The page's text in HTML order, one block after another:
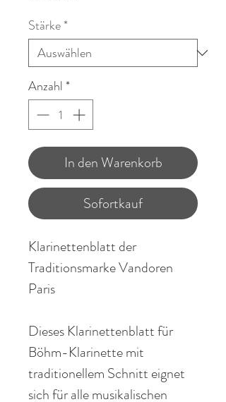
Stärke*
Anzahl *
In den Warenkorb
Sofortkauf
Klarinettenblatt der
TraditionsmarkeVandoren
Paris
Dieses Klarinettenblatt für
Böhm-Klarinettemit
traditionellem Schnitt eignet
sich für alle musikalischen